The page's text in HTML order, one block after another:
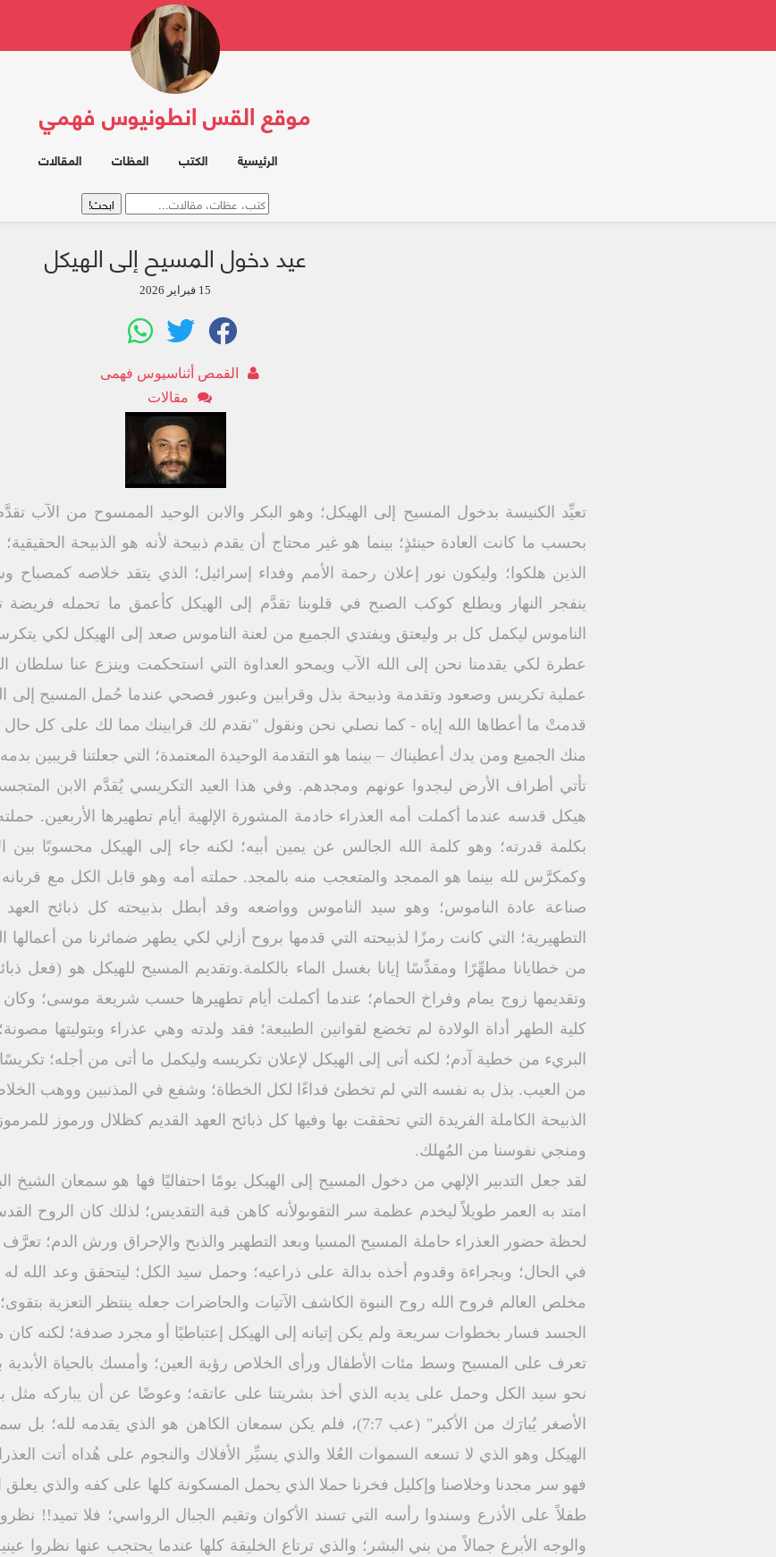
موقع القس انطونيوس فهمي
الرئيسية الكتب العظات المقالات
عيد دخول المسيح إلى الهيكل
15 فبراير 2026
القمص أثناسيوس فهمى
مقالات
تعيِّد الكنيسة بدخول المسيح إلى الهيكل؛ وهو البكر والابن الوحيد الممسوح من الآب
بحسب ما كانت العادة حينئذٍ؛ بينما هو غير محتاج أن يقدم ذبيحة لأنه هو الذبيحة
الذين هلكوا؛ وليكون نور إعلان رحمة الأمم وفداء إسرائيل؛ الذي يتقد خلاصه
ينفجر النهار ويطلع كوكب الصبح في قلوبنا تقدَّم إلى الهيكل كأعمق ما تحمله فريضة
الناموس ليكمل كل بر وليعتق ويفتدي الجميع من لعنة الناموس صعد إلى الهيكل لكي
عطرة لكي يقدمنا نحن إلى الله الآب ويمحو العداوة التي استحكمت وينزع عنا سلطان
عملية تكريس وصعود وتقدمة وذبيحة بذل وقرابين وعبور فصحي عندما حُمل المسيح إلى
قدمتْ ما أعطاها الله إياه - كما نصلي نحن ونقول "نقدم لك قرابينك مما لك على كل
منك الجميع ومن يدك أعطيناك – بينما هو التقدمة الوحيدة المعتمدة؛ التي جعلتنا قريبين
تأتي أطراف الأرض ليجدوا عونهم ومجدهم. وفي هذا العيد التكريسي يُقدَّم الابن
هيكل قدسه عندما أكملت أمه العذراء خادمة المشورة الإلهية أيام تطهيرها الأربعين.
بكلمة قدرته؛ وهو كلمة الله الجالس عن يمين أبيه؛ لكنه جاء إلى الهيكل محسوبًا
وكمكرَّس لله بينما هو الممجد والمتعجب منه بالمجد. حملته أمه وهو قابل الكل مع
صناعة عادة الناموس؛ وهو سيد الناموس وواضعه وقد أبطل بذبيحته كل ذبائح العهد
التطهيرية؛ التي كانت رمزًا لذبيحته التي قدمها بروح أزلي لكي يطهر ضمائرنا من أعمالها
من خطايانا مطهِّرًا ومقدِّسًا إيانا بغسل الماء بالكلمة.وتقديم المسيح للهيكل هو (فعل
وتقديمها زوج يمام وفراخ الحمام؛ عندما أكملت أيام تطهيرها حسب شريعة موسى؛ وكان
كلية الطهر أداة الولادة لم تخضع لقوانين الطبيعة؛ فقد ولدته وهي عذراء وبتوليتها
البريء من خطية آدم؛ لكنه أتى إلى الهيكل لإعلان تكريسه وليكمل ما أتى من أجله؛
من العيب. بذل به نفسه التي لم تخطئ فداءًا لكل الخطاة؛ وشفع في المذنبين ووهب
الذبيحة الكاملة الفريدة التي تحققت بها وفيها كل ذبائح العهد القديم كظلال ورموز
ومنجي نفوسنا من المُهلك.
لقد جعل التدبير الإلهي من دخول المسيح إلى الهيكل يومًا احتفاليًا فها هو سمعان الشيخ
امتد به العمر طويلاً ليخدم عظمة سر التقوىولأنه كاهن قبة التقديس؛ لذلك كان الروح
لحظة حضور العذراء حاملة المسيح المسيا وبعد التطهير والذبح والإحراق ورش الدم؛ تعرَّف
في الحال؛ وبجراءة وقدوم أخذه بدالة على ذراعيه؛ وحمل سيد الكل؛ ليتحقق وعد الله
مخلص العالم فروح الله روح النبوة الكاشف الآتيات والحاضرات جعله ينتظر التعزية
الجسد فسار بخطوات سريعة ولم يكن إتيانه إلى الهيكل إعتباطيًا أو مجرد صدفة؛ لكنه
تعرف على المسيح وسط مئات الأطفال ورأى الخلاص رؤية العين؛ وأمسك بالحياة الأبدية
نحو سيد الكل وحمل على يديه الذي أخذ بشريتنا على عاتقه؛ وعوضًا عن أن يباركه مثل
الأصغر يُبارَك من الأكبر" (عب 7:7)، فلم يكن سمعان الكاهن هو الذي
الهيكل وهو الذي لا تسعه السموات العُلا والذي يسيِّر الأفلاك والنجوم على هُداه أتت
فهو سر مجدنا وخلاصنا وإكليل فخرنا حملا الذي يحمل المسكونة كلها على كفه والذي
طفلاً على الأذرع وسندوا رأسه التي تسند الأكوان وتقيم الجبال الرواسي؛ فلا تميد!!
والوجه الأبرع جمالاً من بني البشر؛ والذي ترتاع الخليقة كلها عندما يحتجب عنها نظروا